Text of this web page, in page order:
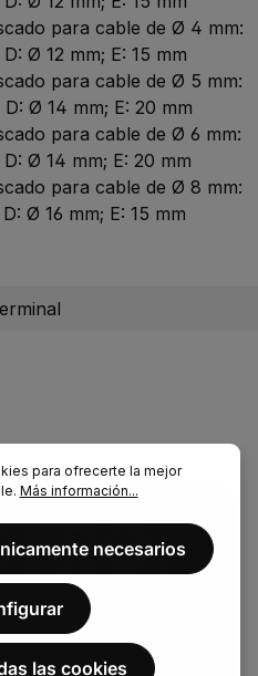
para cable de Ø 4 mm:
Ø 12 mm; E: 15 mm
para cable de Ø 5 mm:
Ø 14 mm; E: 20 mm
para cable de Ø 6 mm:
Ø 14 mm; E: 20 mm
para cable de Ø 8 mm:
Ø 16 mm; E: 15 mm
para ofrecerte la mejor
Más información...
necesarios
las cookies